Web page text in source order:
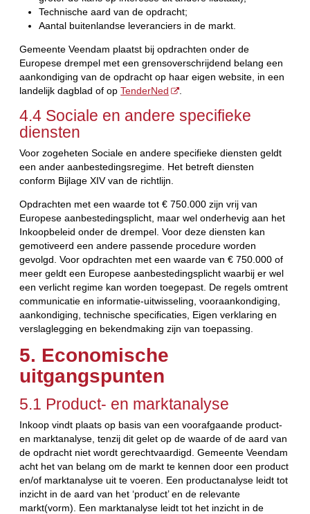
Technische aard van de opdracht;
Aantal buitenlandse leveranciers in de markt.
Gemeente Veendam plaatst bij opdrachten onder de
Europese drempel met een grensoverschrijdend belang een
aankondiging van de opdracht op haar eigen website, in een
landelijk dagblad of opTenderNed
4.4 Sociale en andere specifieke
diensten
Voor zogeheten Sociale en andere specifieke diensten geldt
een ander aanbestedingsregime. Het betreft diensten
conform Bijlage XIV van de richtlijn.
Opdrachten met een waarde tot € 750.000 zijn vrij van
Europese aanbestedingsplicht, maar wel onderhevig aan het
Inkoopbeleid onder de drempel. Voor deze diensten kan
gemotiveerd een andere passende procedure worden
gevolgd. Voor opdrachten met een waarde van € 750.000 of
meer geldt een Europese aanbestedingsplicht waarbij er wel
een verlicht regime kan worden toegepast. De regels omtrent
communicatie en informatie-uitwisseling, vooraankondiging,
aankondiging, technische specificaties, Eigen verklaring en
verslaglegging en bekendmaking zijn van toepassing.
5. Economische
uitgangspunten
5.1 Product- en marktanalyse
Inkoop vindt plaats op basis van een voorafgaande product-
en marktanalyse, tenzij dit gelet op de waarde of de aard van
de opdracht niet wordt gerechtvaardigd. Gemeente Veendam
acht het van belang om de markt te kennen door een product
en/of marktanalyse uit te voeren. Een productanalyse leidt tot
inzicht in de aard van het ‘product’ en de relevante
markt(vorm). Een marktanalyse leidt tot het inzicht in de